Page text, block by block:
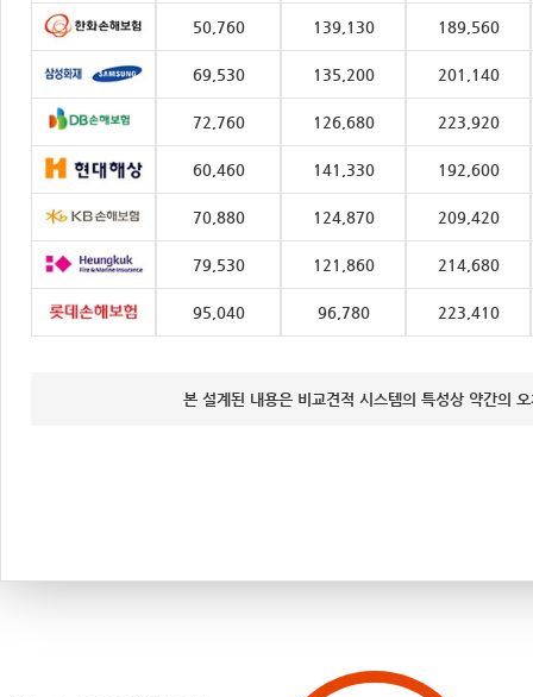
50,760 139,130 189,560
69,530 135,200 201,140
72,760 126,680 223,920
60,460 141,330 192,600
70,880 124,870 209,420
79,530 121,860 214,680
95,040 96,780 223,410
본 설계된 내용은 비교견적 시스템의 특성상 약간의